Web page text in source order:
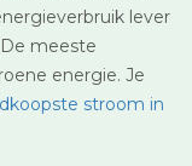
lever
De meeste
energie. Je
stroom in